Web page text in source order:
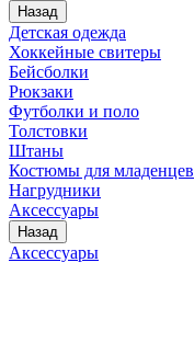
Назад
Детская одежда
Хоккейные свитеры
Бейсболки
Рюкзаки
Футболки и поло
Толстовки
Штаны
Костюмы для младенцев
Нагрудники
Аксессуары
Назад
Аксессуары